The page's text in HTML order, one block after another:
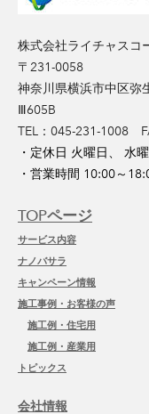
株式会社ライチャスコ
〒231-0058
神奈川県横浜市中区弥
Ⅲ605B
​TEL：045-231-1008
・定休日 火曜日、 水
・営業時間 10:00～
TOPページ
サービス内容
ナノバサラ
キャンペーン情報
施工事例・お客様の声
施工例・住宅用
施工例・産業用
トピックス
会社情報